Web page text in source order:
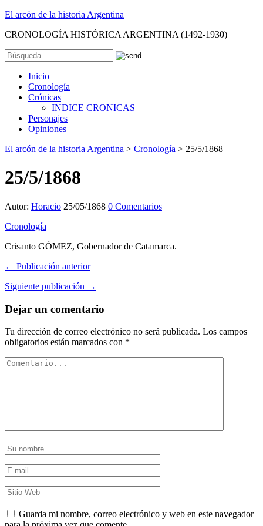
El arcón de la historia Argentina
CRONOLOGÍA HISTÓRICA ARGENTINA (1492-1930)
Inicio
Cronología
Crónicas
INDICE CRONICAS
Personajes
Opiniones
El arcón de la historia Argentina > Cronología > 25/5/1868
25/5/1868
Autor: Horacio 25/05/1868 0 Comentarios
Cronología
Crisanto GÓMEZ, Gobernador de Catamarca.
← Publicación anterior
Siguiente publicación →
Dejar un comentario
Tu dirección de correo electrónico no será publicada. Los campos
obligatorios están marcados con *
Guarda mi nombre, correo electrónico y web en este navegador